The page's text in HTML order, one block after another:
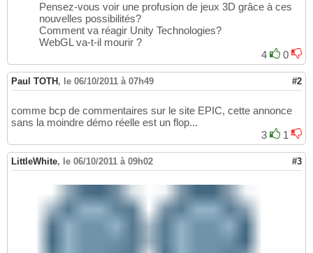
Pensez-vous voir une profusion de jeux 3D grâce à ces
nouvelles possibilités?
Comment va réagir Unity Technologies?
WebGL va-t-il mourir ?
4
0
Paul TOTH , le 06/10/2011 à 07h49 #2
comme bcp de commentaires sur le site EPIC, cette annonce
sans la moindre démo réelle est un flop...
3
1
LittleWhite, le 06/10/2011 à 09h02 #3